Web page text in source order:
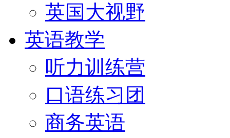
英国大视野
英语教学
听力训练营
口语练习团
商务英语